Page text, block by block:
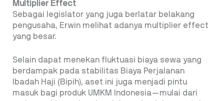
Multiplier Effect
Sebagai legislator yang juga berlatar belakang
pengusaha, Erwin melihat adanya multiplier effect
yang besar.
Selain dapat menekan fluktuasi biaya sewa yang
berdampak pada stabilitas Biaya Perjalanan
Ibadah Haji (Bipih), aset ini juga menjadi pintu
masuk bagi produk UMKM Indonesia—mulai dari